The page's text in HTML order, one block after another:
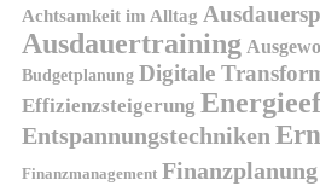
Achtsamkeit im Alltag
Ausdauertraining
Budgetplanung Digitale
Effizienzsteigerung
Entspannungstechniken
Finanzmanagement Finanzplanung